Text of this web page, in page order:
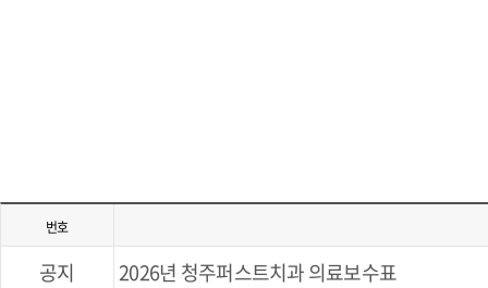
번호
공지
2026년 청주퍼스트치과 의료보수표